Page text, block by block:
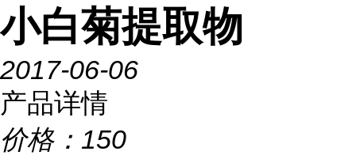
小白菊提取物
2017-06-06
产品详情
价格： 150